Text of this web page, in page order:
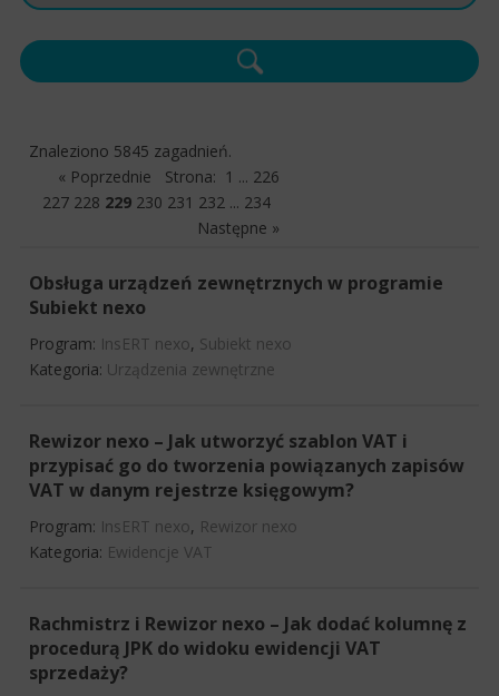
Znaleziono 5845 zagadnień.
« Poprzednie Strona: 1 ... 226
227 228 229 230 231 232 ... 234
Następne »
Obsługa urządzeń zewnętrznych w programie
Subiekt nexo
Program: InsERT nexo, Subiekt nexo
Kategoria: Urządzenia zewnętrzne
Rewizor nexo – Jak utworzyć szablon VAT i
przypisać go do tworzenia powiązanych zapisów
VAT w danym rejestrze księgowym?
Program: InsERT nexo, Rewizor nexo
Kategoria: Ewidencje VAT
Rachmistrz i Rewizor nexo – Jak dodać kolumnę z
procedurą JPK do widoku ewidencji VAT
sprzedaży?